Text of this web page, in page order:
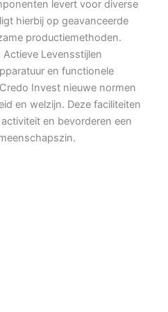
levert voor diverse
hierbij op geavanceerde
productiemethoden.
Levensstijlen
en functionele
Invest nieuwe normen
en welzijn. Deze faciliteiten
en bevorderen een